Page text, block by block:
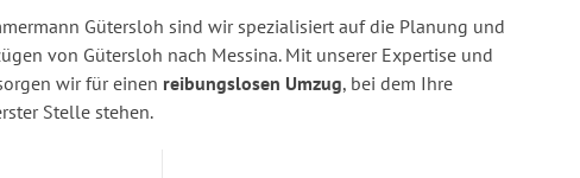
Gütersloh sind wir spezialisiert auf die Planung und
von Gütersloh nach Messina. Mit unserer Expertise und
wir für einen reibungslosen Umzug, bei dem Ihre
Stelle stehen.